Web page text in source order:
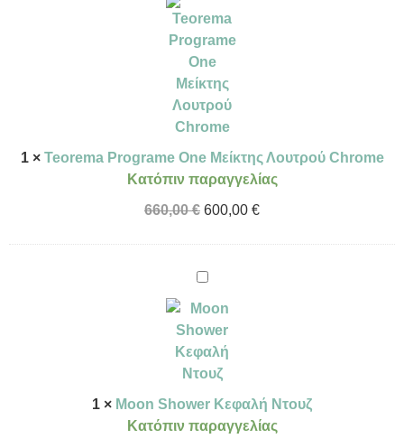
Μείκτης
Λουτρού
Chrome
1× Teorema Programe One Μείκτης Λουτρού Chrome
Κατόπιν παραγγελίας
660,00€ 600,00 €
Moon
Κεφαλή
Ντουζ
1 × Moon Shower Κεφαλή Ντουζ
Κατόπιν παραγγελίας